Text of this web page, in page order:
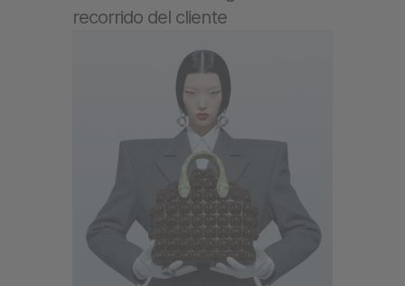
recorrido del cliente